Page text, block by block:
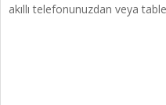
akıllı telefonunuzdan veya